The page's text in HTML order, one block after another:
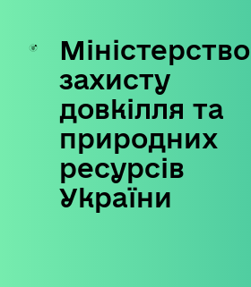
Skip
content
Міністерство
захисту
довкілля та
природних
ресурсів
України